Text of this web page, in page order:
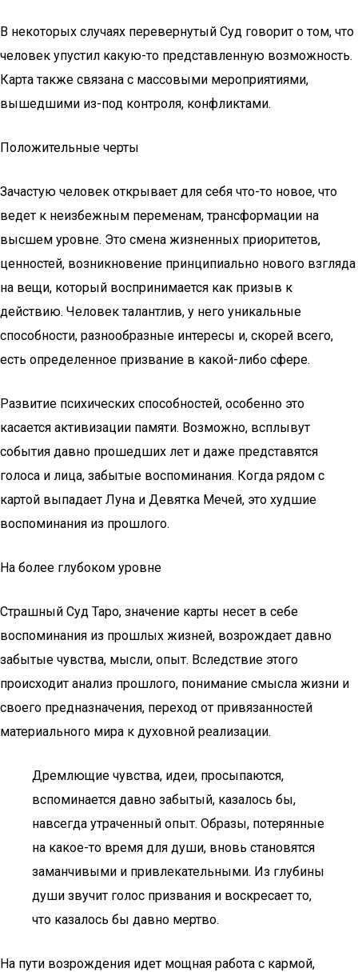
В некоторых случаях перевернутый Суд говорит о том, что
человек упустил какую-то представленную возможность.
Карта также связана с массовыми мероприятиями,
вышедшими из-под контроля, конфликтами.
Положительные черты
Зачастую человек открывает для себя что-то новое, что
ведет к неизбежным переменам, трансформации на
высшем уровне. Это смена жизненных приоритетов,
ценностей, возникновение принципиально нового взгляда
на вещи, который воспринимается как призыв к
действию. Человек талантлив, у него уникальные
способности, разнообразные интересы и, скорей всего,
есть определенное призвание в какой-либо сфере.
Развитие психических способностей, особенно это
касается активизации памяти. Возможно, всплывут
события давно прошедших лет и даже представятся
голоса и лица, забытые воспоминания. Когда рядом с
картой выпадает Луна и Девятка Мечей, это худшие
воспоминания из прошлого.
На более глубоком уровне
Страшный Суд Таро, значение карты несет в себе
воспоминания из прошлых жизней, возрождает давно
забытые чувства, мысли, опыт. Вследствие этого
происходит анализ прошлого, понимание смысла жизни и
своего предназначения, переход от привязанностей
материального мира к духовной реализации.
Дремлющие чувства, идеи, просыпаются,
вспоминается давно забытый, казалось бы,
навсегда утраченный опыт. Образы, потерянные
на какое-то время для души, вновь становятся
заманчивыми и привлекательными. Из глубины
души звучит голос призвания и воскресает то,
что казалось бы давно мертво.
На пути возрождения идет мощная работа с кармой,